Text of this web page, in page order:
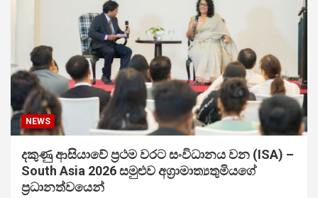
NEWS
දකුණු ආසියාවේ ප්‍රථම වරට සංවිධානය වන (ISA) –
South Asia 2026 සමුළුව අග්‍රාමාත්‍යතුමියගේ
ප්‍රධානත්වයෙන්